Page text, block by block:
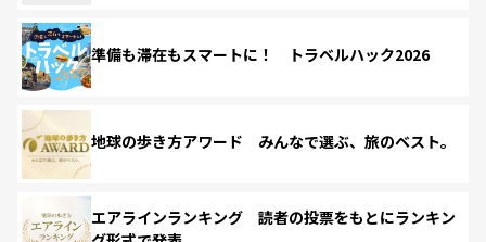
準備も滞在もスマートに！ トラベルハック2026
地球の歩き方アワード みんなで選ぶ、旅のベスト。
エアラインランキング 読者の投票をもとにランキン